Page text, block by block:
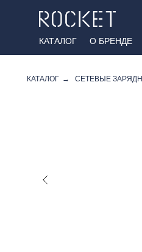
О БРЕНДЕ
КАТАЛОГ
КАТАЛОГ → СЕТЕВЫЕ